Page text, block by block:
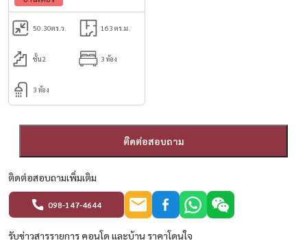
50.30ตร.ว. 163 ตร.ม.
ชั้น2 3 ห้อง
3 ห้อง
ติดต่อสอบถาม
ติดต่อสอบถามเพิ่มเติม
098-147-4644
รับข่าวสารรายการ คอนโด และบ้าน ราคาโดนใจ